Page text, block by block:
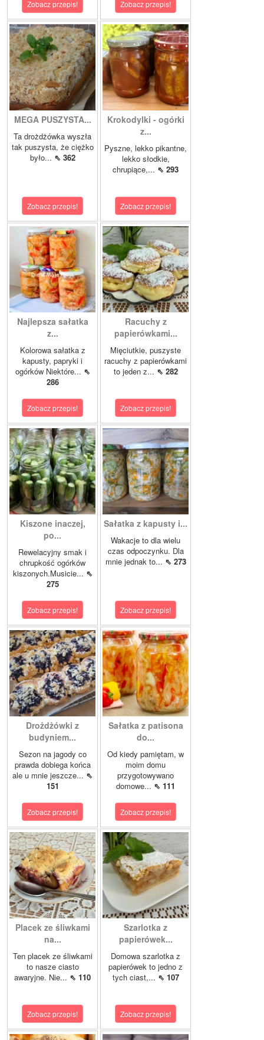
Zobacz przepis! Zobacz przepis!
MEGA PUSZYSTA...
Ta drożdżówka wyszła
tak puszysta, że ciężko
było... ⇖ 362
Zobacz przepis!
Krokodylki - ogórki
z...
Pyszne, lekko pikantne,
lekko słodkie,
chrupiące,... ⇖ 293
Zobacz przepis!
Najlepsza sałatka
z...
Kolorowa sałatka z
kapusty, papryki i
ogórków Niektóre... ⇖
286
Zobacz przepis!
Racuchy z
papierówkami...
Mięciutkie, puszyste
racuchy z papierówkami
to jeden z... ⇖ 282
Zobacz przepis!
Kiszone inaczej,
po...
Rewelacyjny smak i
chrupkość ogórków
kiszonych.Musicie... ⇖
275
Zobacz przepis!
Sałatka z kapusty i...
Wakacje to dla wielu
czas odpoczynku. Dla
mnie jednak to... ⇖ 273
Zobacz przepis!
Drożdżówki z
budyniem...
Sezon na jagody co
prawda dobiega końca
ale u mnie jeszcze... ⇖
151
Zobacz przepis!
Sałatka z patisona
do...
Od kiedy pamiętam, w
moim domu
przygotowywano
domowe... ⇖ 111
Zobacz przepis!
Placek ze śliwkami
na...
Ten placek ze śliwkami
to nasze ciasto
awaryjne. Nie... ⇖ 110
Zobacz przepis!
Szarlotka z
papierówek...
Domowa szarlotka z
papierówek to jedno z
tych ciast,... ⇖ 107
Zobacz przepis!